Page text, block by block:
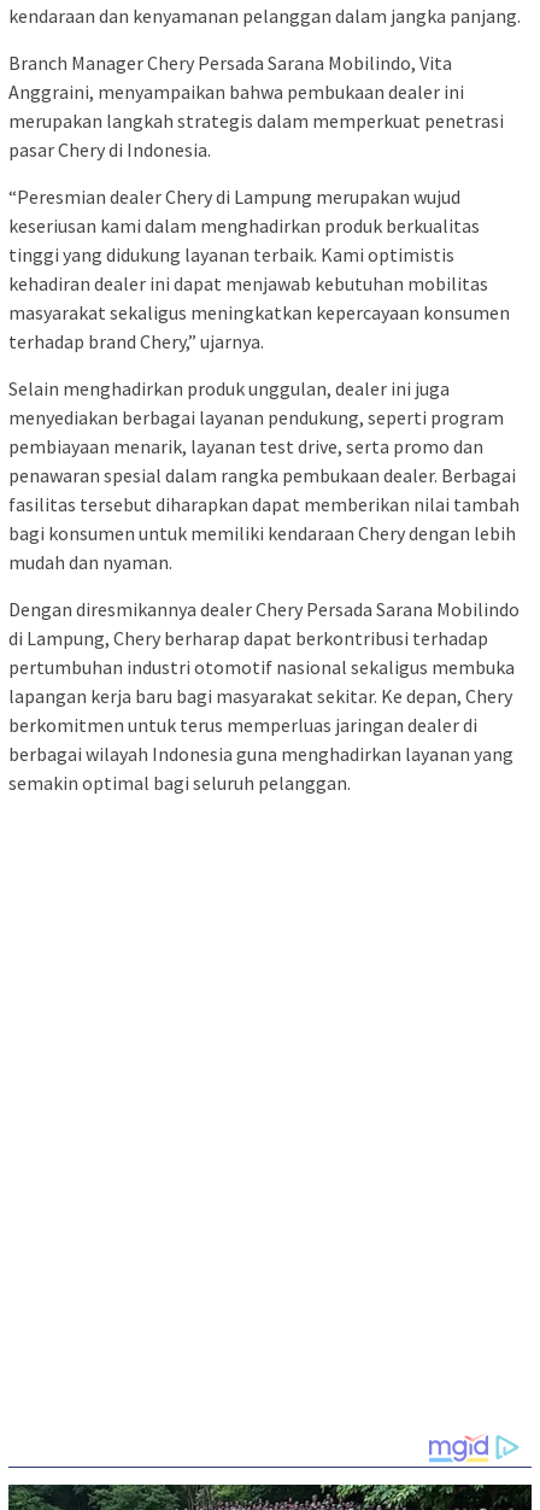
kendaraan dan kenyamanan pelanggan dalam jangka panjang.
Branch Manager Chery Persada Sarana Mobilindo, Vita
Anggraini, menyampaikan bahwa pembukaan dealer ini
merupakan langkah strategis dalam memperkuat penetrasi
pasar Chery di Indonesia.
“Peresmian dealer Chery di Lampung merupakan wujud
keseriusan kami dalam menghadirkan produk berkualitas
tinggi yang didukung layanan terbaik. Kami optimistis
kehadiran dealer ini dapat menjawab kebutuhan mobilitas
masyarakat sekaligus meningkatkan kepercayaan konsumen
terhadap brand Chery,” ujarnya.
Selain menghadirkan produk unggulan, dealer ini juga
menyediakan berbagai layanan pendukung, seperti program
pembiayaan menarik, layanan test drive, serta promo dan
penawaran spesial dalam rangka pembukaan dealer. Berbagai
fasilitas tersebut diharapkan dapat memberikan nilai tambah
bagi konsumen untuk memiliki kendaraan Chery dengan lebih
mudah dan nyaman.
Dengan diresmikannya dealer Chery Persada Sarana Mobilindo
di Lampung, Chery berharap dapat berkontribusi terhadap
pertumbuhan industri otomotif nasional sekaligus membuka
lapangan kerja baru bagi masyarakat sekitar. Ke depan, Chery
berkomitmen untuk terus memperluas jaringan dealer di
berbagai wilayah Indonesia guna menghadirkan layanan yang
semakin optimal bagi seluruh pelanggan.